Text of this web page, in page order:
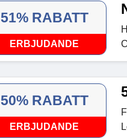
51% RABATT
ERBJUDANDE
50% RABATT
ERBJUDANDE